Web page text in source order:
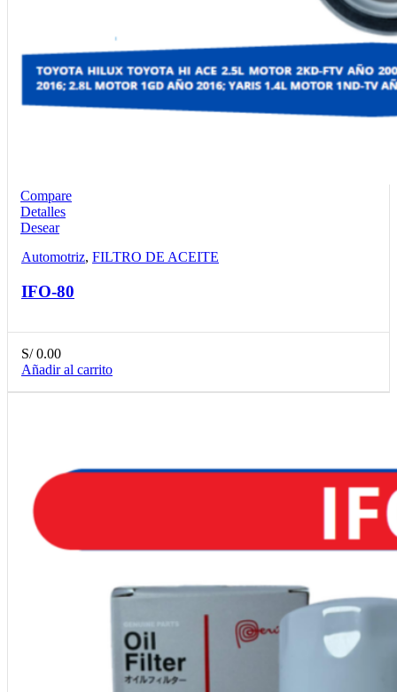
Compare
Detalles
Desear
Automotriz, FILTRO DE ACEITE
IFO-80
S/0.00
Añadir al carrito